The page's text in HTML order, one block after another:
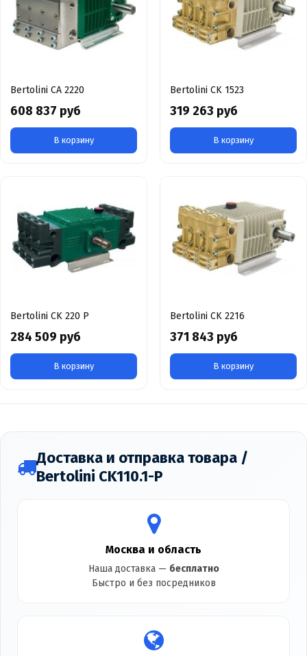
Bertolini CA 2220
608 837 руб
В корзину
Bertolini CK 1523
319 263 руб
В корзину
Bertolini CK 220 Р
284 509 руб
В корзину
Bertolini CK 2216
371 843 руб
В корзину
Доставка и отправка товара /
Bertolini CK110.1-P
Москва и область
Наша доставка — бесплатно
Быстро и без посредников